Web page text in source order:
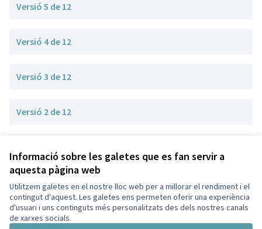
Informació sobre les galetes que es fan servir a
aquesta pàgina web
Utilitzem galetes en el nostre lloc web per a millorar el rendiment i el
contingut d'aquest. Les galetes ens permeten oferir una experiència
d'usuari i uns continguts més personalitzats des dels nostres canals
de xarxes socials.
Versió 5 de 12
Versió 4 de 12
Versió 3 de 12
Versió 2 de 12
Termes i condicions d'ús
Configuració de les galetes
Decidim Sant Cugat a X
Decidim Sant Cugat a Facebook
Decidim Sant Cugat a Instagram
Decidim Sant Cugat a GitHub